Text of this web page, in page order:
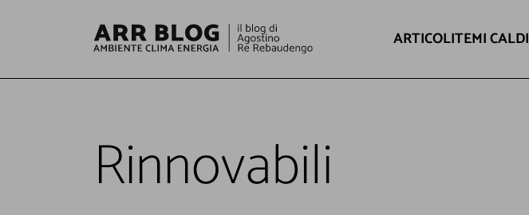
ARTICOLITEMI CALDI
Rinnovabili